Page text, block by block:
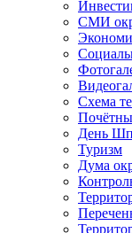
СМИ
Схема
День
Туризм
Дума